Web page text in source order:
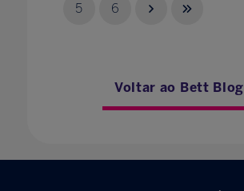
5 6
Voltar ao Bett Blog